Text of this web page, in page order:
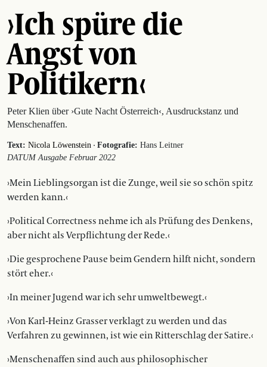
›Ich spüre die
Angst von
Politikern‹
Peter Klien über ›Gute Nacht Österreich‹, Ausdruckstanz und
Menschenaffen.
Text: Nicola Löwenstein · Fotografie: Hans Leitner
DATUM Ausgabe Februar 2022
›Mein Lieblingsorgan ist die Zunge, weil sie so schön spitz
werden kann.‹
›Political Correctness nehme ich als Prüfung des Denkens,
aber nicht als Verpflichtung der Rede.‹
›Die gesprochene Pause beim Gendern hilft nicht, sondern
stört eher.‹
›In meiner Jugend war ich sehr umweltbewegt.‹
›Von Karl-Heinz Grasser verklagt zu werden und das
Verfahren zu gewinnen, ist wie ein Ritterschlag der Satire.‹
›Menschenaffen sind auch aus philosophischer